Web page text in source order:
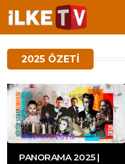
2025 ÖZETI
PANORAMA 2025 |